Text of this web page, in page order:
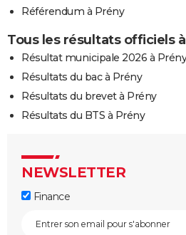
Référendum à Prény
Tous les résultats officiels
Résultat municipale 2026 à Prény
Résultats du bac à Prény
Résultats du brevet à Prény
Résultats du BTS à Prény
NEWSLETTER
Finance